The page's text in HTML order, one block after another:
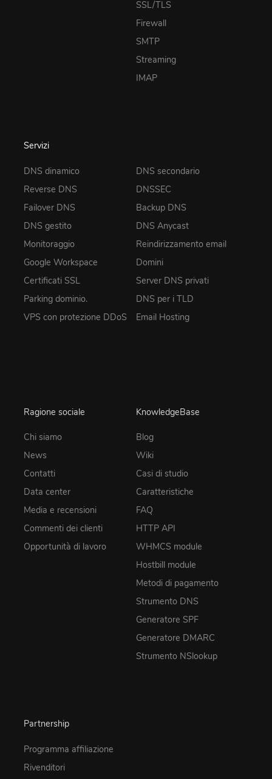
SSL/TLS
Firewall
SMTP
Streaming
IMAP
Servizi
DNS dinamico
Reverse DNS
Failover DNS
DNS gestito
Monitoraggio
Google Workspace
Certificati SSL
Parking dominio.
VPS con protezione DDoS
DNS secondario
DNSSEC
Backup DNS
DNS Anycast
Reindirizzamento email
Domini
Server DNS privati
DNS per i TLD
Email Hosting
Ragione sociale
Chi siamo
News
Contatti
Data center
Media e recensioni
Commenti dei clienti
Opportunità di lavoro
KnowledgeBase
Blog
Wiki
Casi di studio
Caratteristiche
FAQ
HTTP API
WHMCS module
Hostbill module
Metodi di pagamento
Strumento DNS
Generatore SPF
Generatore DMARC
Strumento NSlookup
Partnership
Programma affiliazione
Rivenditori